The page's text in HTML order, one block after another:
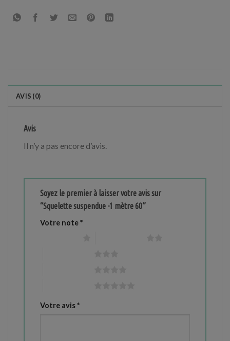
AVIS (0)
Avis
Il n’y a pas encore d’avis.
Soyez le premier à laisser votre avis sur
“Squelette suspendue -1 mètre 60”
Votre note*
Votre avis*